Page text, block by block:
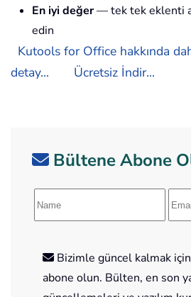
En iyi değer— tek tek eklenti
edin
Kutools for Office hakkında
detay...
Ücretsiz İndir...
Bültene Abone
Bizimle güncel kalmak
abone olun. Bülten, en son